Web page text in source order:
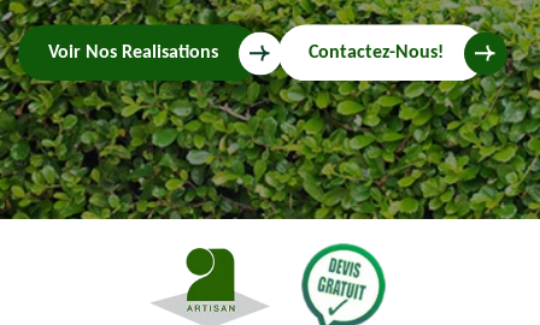
Voir Nos Realisations Contactez-Nous!